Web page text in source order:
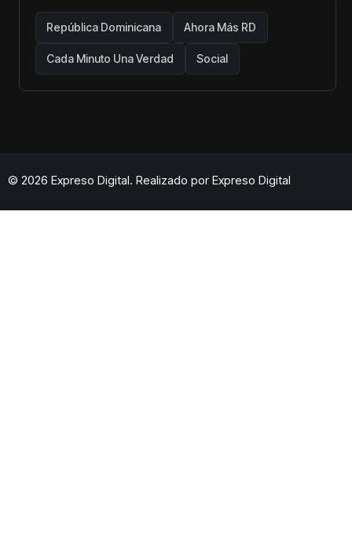
República Dominicana Ahora Más RD
Cada Minuto Una Verdad Social
© 2026 Expreso Digital. Realizado por Expreso Digital